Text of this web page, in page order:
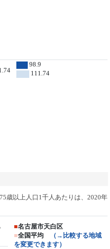
98.9
111.74
歳以上人口1千人あたりは、2020年
■名古屋市天白区
■全国平均
（→比較する地域
を変更できます）